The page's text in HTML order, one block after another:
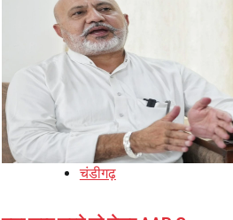
चंडीगढ़